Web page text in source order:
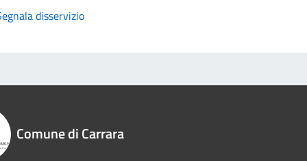
disservizio
Comune di Carrara